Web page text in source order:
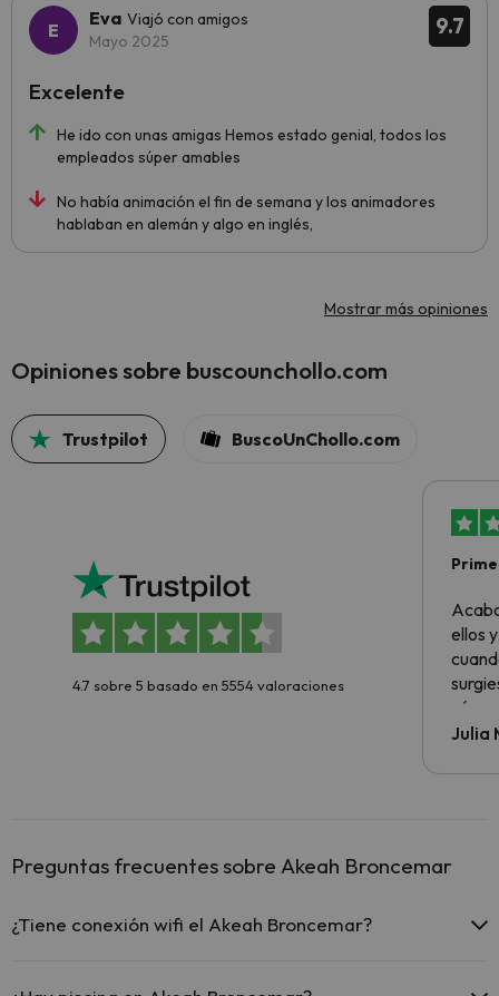
9.7
Eva Viajó con amigos
Mayo 2025
He ido con unas amigas Hemos estado genial, todos los
empleados súper amables
No había animación el fin de semana y los animadores
hablaban en alemán y algo en inglés,
Excelente
Mostrar más opiniones
Opiniones sobre buscounchollo.com
Trustpilot BuscoUnChollo.com
4.7 sobre 5 basado en 5554 valoraciones
ellos
todo
Julia
Preguntas frecuentes sobre Akeah Broncemar
¿Tiene conexión wifi el Akeah Broncemar?